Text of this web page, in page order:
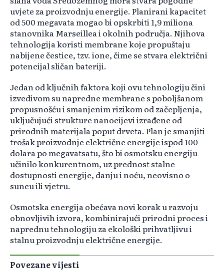
uvjete za proizvodnju energije. Planirani kapacitet
od 500 megavata mogao bi opskrbiti 1,9 miliona
stanovnika Marseillea i okolnih područja. Njihova
tehnologija koristi membrane koje propuštaju
nabijene čestice, tzv. ione, čime se stvara električni
potencijal sličan bateriji.
Jedan od ključnih faktora koji ovu tehnologiju čini
izvedivom su napredne membrane s poboljšanom
propusnošću i smanjenim rizikom od začepljenja,
uključujući strukture nanocijevi izrađene od
prirodnih materijala poput drveta. Plan je smanjiti
trošak proizvodnje električne energije ispod 100
dolara po megavatsatu, što bi osmotsku energiju
učinilo konkurentnom, uz prednost stalne
dostupnosti energije, danju i noću, neovisno o
suncu ili vjetru.
Osmotska energija obećava novi korak u razvoju
obnovljivih izvora, kombinirajući prirodni proces i
naprednu tehnologiju za ekološki prihvatljivu i
stalnu proizvodnju električne energije.
Povezane vijesti